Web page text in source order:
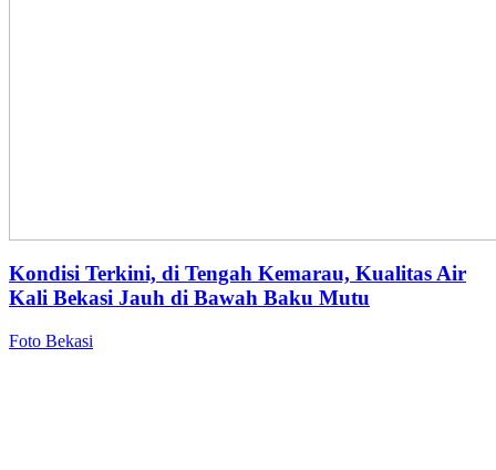
Kondisi Terkini, di Tengah Kemarau, Kualitas Air
Kali Bekasi Jauh di Bawah Baku Mutu
Foto Bekasi